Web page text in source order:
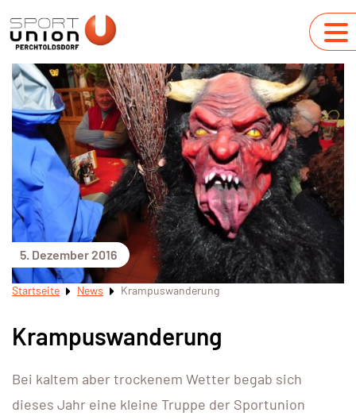
5. Dezember 2016
Startseite News Krampuswanderung
Krampuswanderung
Bei kaltem aber trockenem Wetter begab sich
dieses Jahr eine kleine Truppe der Sportunion